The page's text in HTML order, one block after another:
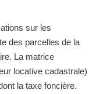
sur les
des parcelles de la
La matrice
locative cadastrale)
la taxe foncière.